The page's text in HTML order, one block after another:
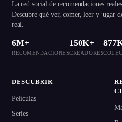
La red social de recomendaciones
Descubre qué ver, comer, leer y jugar
real.
6M+
RECOMENDACIONES
150K+
CREADORES
DESCUBRIR
Películas
Series